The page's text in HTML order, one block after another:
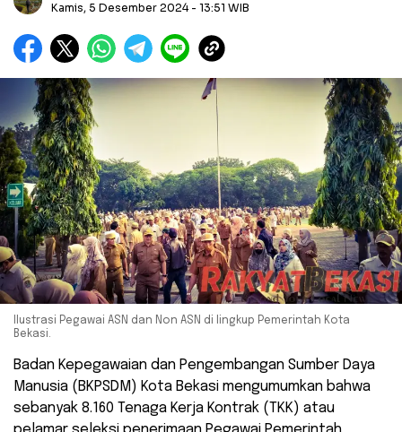
Kamis, 5 Desember 2024 - 13:51 WIB
Ilustrasi Pegawai ASN dan Non ASN di lingkup Pemerintah Kota
Bekasi.
Badan Kepegawaian dan Pengembangan Sumber Daya
Manusia (BKPSDM) Kota Bekasi mengumumkan bahwa
sebanyak 8.160 Tenaga Kerja Kontrak (TKK) atau